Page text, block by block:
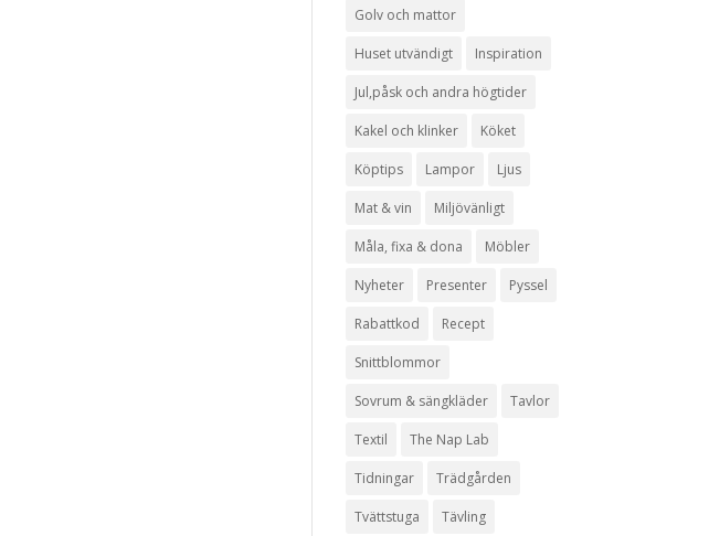
Golv och mattor
Huset utvändigt Inspiration
Jul,påsk och andra högtider
Kakel och klinker Köket
Köptips Lampor Ljus
Mat & vin Miljövänligt
Måla, fixa & dona Möbler
Nyheter Presenter Pyssel
Rabattkod Recept
Snittblommor
Sovrum & sängkläder Tavlor
Textil The Nap Lab
Tidningar Trädgården
Tvättstuga Tävling